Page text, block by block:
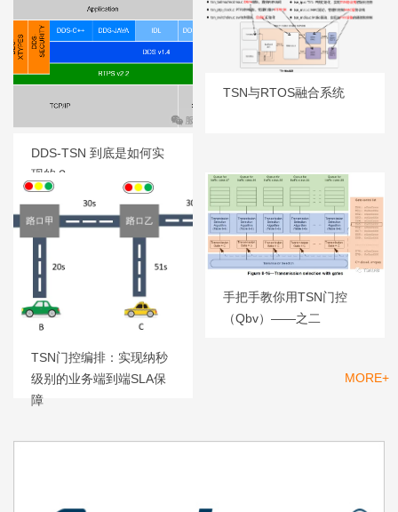
DDS-TSN 到底是如何实
现的？
TSN与RTOS融合系统
TSN门控编排：实现纳秒
级别的业务端到端SLA保
障
手把手教你用TSN门控
（Qbv）——之二
产品 MORE+